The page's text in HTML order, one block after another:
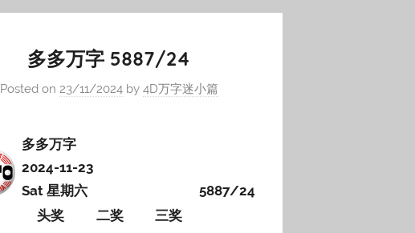
多多万字 5887/24
Posted on 23/11/2024by 4D万字迷小篇
多多万字
2024-11-23
Sat 星期六
5887/24
头奖
二奖 三奖